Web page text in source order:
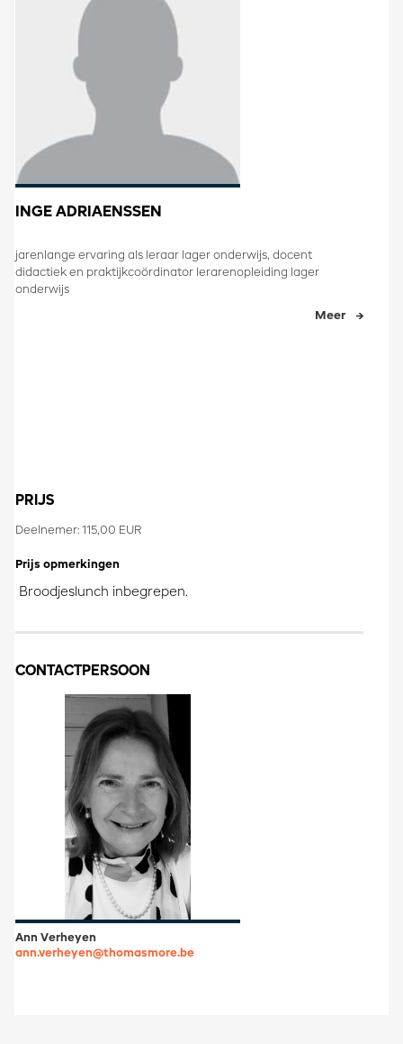
INGE ADRIAENSSEN
jarenlange ervaring als leraar lager onderwijs, docent
didactiek en praktijkcoördinator lerarenopleiding lager
onderwijs
Meer
PRIJS
Deelnemer: 115,00 EUR
Prijs opmerkingen
Broodjeslunch inbegrepen.
CONTACTPERSOON
Ann Verheyen
ann.verheyen@thomasmore.be